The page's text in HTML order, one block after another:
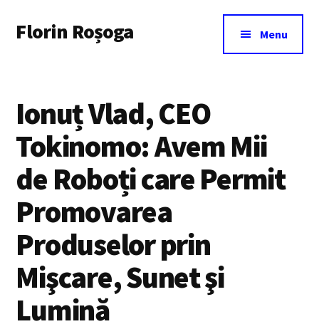
main
menu
Florin Roșoga Menu
Ionuț Vlad, CEO
Tokinomo: Avem Mii
de Roboți care Permit
Promovarea
Produselor prin
Mişcare, Sunet şi
Lumină